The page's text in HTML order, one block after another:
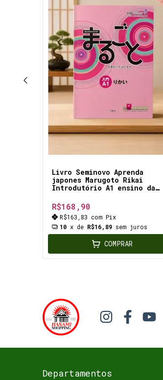
Livro Seminovo Aprenda
japones Marugoto Rikai
Introdutório A1 ensino da
Iniciante expressões básicas
usadas no dia a dia
R$168,90
R$163,83 com Pix
10 x de R$16,89 sem juros
COMPRAR
Departamentos